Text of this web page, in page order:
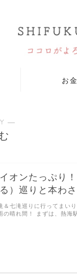
お
―
オンたっぷり
る）巡りと本わ
＆七滝巡りに行ってまい
の晴れ間！ まずは、熱海